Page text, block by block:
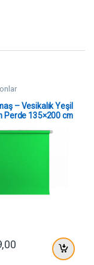
– Vesikalık Yeşil
Perde 135×200 cm